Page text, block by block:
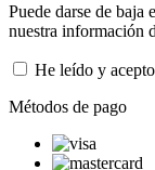
Puede darse de baja
nuestra información
He leído y
Métodos de pago